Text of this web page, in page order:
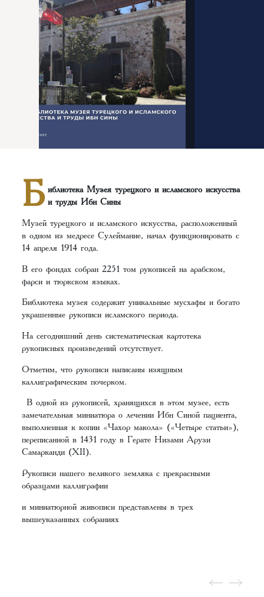
Б иблиотека Музея турецкого и исламского искусства
и труды Ибн Сины
Музей турецкого и исламского искусства, расположенный
в одном из медресе Сулеймание, начал функционировать с
14 апреля 1914 года.
В его фондах собран 2251 том рукописей на арабском,
фарси и тюркском языках.
Библиотека музея содержит уникальные мусхафы и богато
украшенные рукописи исламского периода.
На сегодняшний день систематическая картотека
рукописных произведений отсутствует.
Отметим, что рукописи написаны изящным
каллиграфическим почерком.
В одной из рукописей, хранящихся в этом музее, есть
замечательная миниатюра о лечении Ибн Синой пациента,
выполненная к копии «Чахор макола» («Четыре статьи»),
переписанной в 1431 году в Герате Низами Арузи
Самарканди (XII).
Рукописи нашего великого земляка с прекрасными
образцами каллиграфии
и миниатюрной живописи представлены в трех
вышеуказанных собраниях